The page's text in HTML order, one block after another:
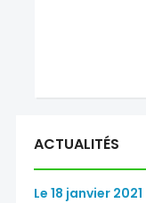
ACTUALITÉS
Le 18 janvier2021